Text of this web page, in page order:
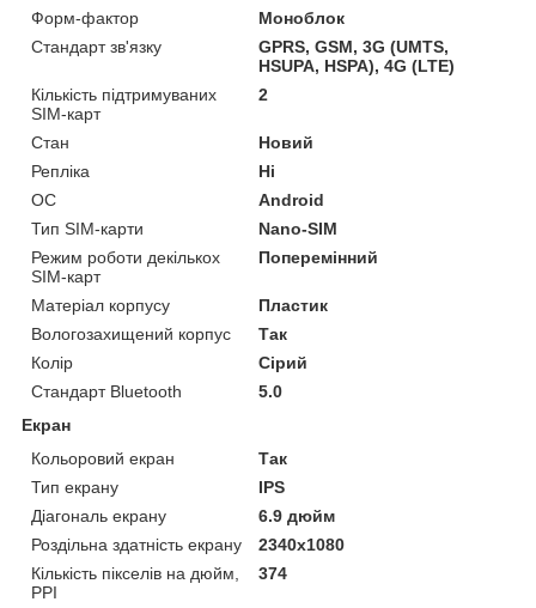
Форм-фактор
Моноблок
Стандарт зв'язку
GPRS, GSM, 3G (UMTS,
HSUPA, HSPA), 4G (LTE)
Кількість підтримуваних
SIM-карт
2
Стан
Новий
Репліка
Ні
ОС
Android
Тип SIM-карти
Nano-SIM
Режим роботи декількох
SIM-карт
Поперемінний
Матеріал корпусу
Пластик
Вологозахищений корпус
Так
Колір
Сірий
Стандарт Bluetooth
5.0
Екран
Кольоровий екран
Так
Тип екрану
IPS
Діагональ екрану
6.9 дюйм
Роздільна здатність екрану
2340x1080
Кількість пікселів на дюйм,
PPI
374